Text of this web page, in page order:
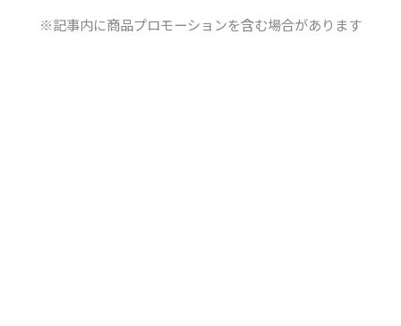
※記事内に商品プロモーションを含む場合があります